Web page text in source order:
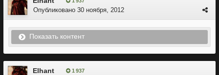
Опубликовано 30 ноября, 2012
Показать контент
Elhant 1 937